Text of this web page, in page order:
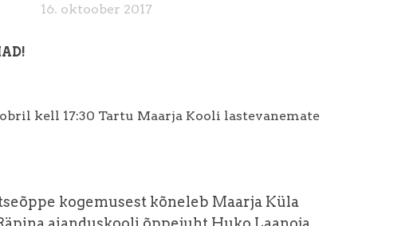
16. oktoober 2017
kell 17:30 Tartu Maarja Kooli lastevanemate
kogemusest kõneleb Maarja Küla